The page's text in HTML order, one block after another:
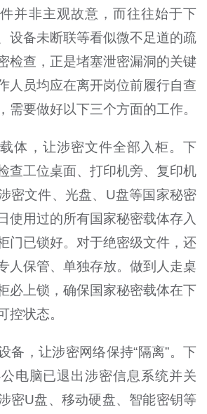
并非主观故意，而往往始于下
设备未断联等看似微不足道的疏
检查，正是堵塞泄密漏洞的关键
人员均应在离开岗位前履行自查
需要做好以下三个方面的工作。
体，让涉密文件全部入柜。下
查工位桌面、打印机旁、复印机
密文件、光盘、U盘等国家秘密
使用过的所有国家秘密载体存入
门已锁好。对于绝密级文件，还
人保管、单独存放。做到人走桌
必上锁，确保国家秘密载体在下
控状态。
备，让涉密网络保持“隔离”。下
电脑已退出涉密信息系统并关
密U盘、移动硬盘、智能密钥等